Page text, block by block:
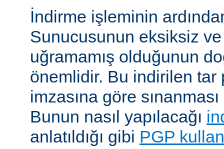
İndirme işleminin
Sunucusunun eksiksiz
uğramamış olduğunun
önemlidir. Bu indirilen tar
imzasına göre
Bunun nasıl yapılacağı
anlatıldığı gibi PGP